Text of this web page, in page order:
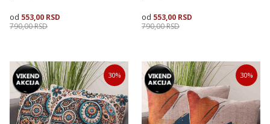
553,00 RSD
790,00RSD
Veličina
40X40
Dodaj u korpu
553,00 RSD
790,00RSD
Veličina
40X40 50X50
Dodaj u korpu
30% 30%